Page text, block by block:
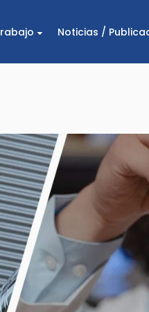
Noticias /